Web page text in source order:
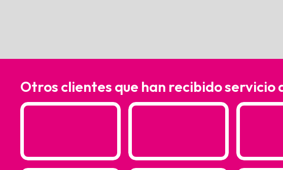
Otros clientes que han recibido servicio